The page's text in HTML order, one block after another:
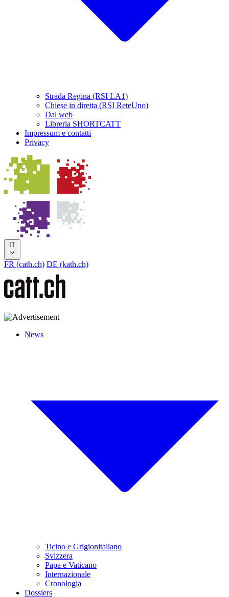
Strada Regina (RSI LA1)
Chiese in diretta (RSI ReteUno)
Dal web
Libreria SHORTCATT
Impressum e contatti
Privacy
IT
FR (cath.ch) DE (kath.ch)
News
Ticino e Grigionitaliano
Svizzera
Papa e Vaticano
Internazionale
Cronologia
Dossiers